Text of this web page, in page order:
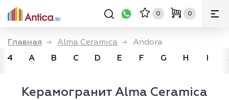
0 0
Главная → Alma Ceramica → Andora
4
A B C D E F G H I
Керамогранит Alma Ceramica